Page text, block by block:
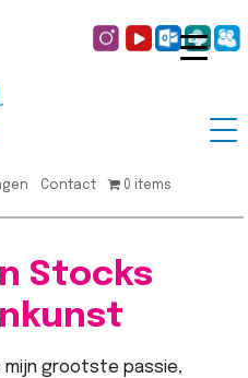
Contact 0 items
Stocks
mijn grootste passie,